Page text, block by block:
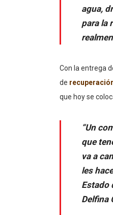
agua,
para la
Con la entrega
de
que hoy se
“Un
que
va a
les
Estado
Delfina